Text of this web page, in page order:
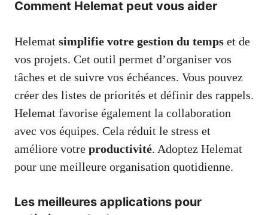
Comment Helemat peut vous aider
Helemat simplifie votre gestion du temps et de
vos projets. Cet outil permet d’organiser vos
tâches et de suivre vos échéances. Vous pouvez
créer des listes de priorités et définir des rappels.
Helemat favorise également la collaboration
avec vos équipes. Cela réduit le stress et
améliore votre productivité. Adoptez Helemat
pour une meilleure organisation quotidienne.
Les meilleures applications pour